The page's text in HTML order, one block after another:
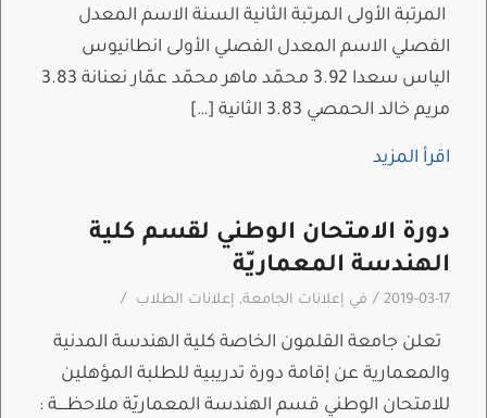
المرتبة الأولى المرتبة الثانية السنة الاسم المعدل
الفصلي الاسم المعدل الفصلي الأولى انطانيوس
الياس سعدا 3.92 محمّد ماهر محمّد عمّار نعنانة 3.83
مريم خالد الحمصي 3.83 الثانية […]
اقرأ المزيد
دورة الامتحان الوطني لقسم كلية
الهندسة المعماريّة
2019-03-17
/ في إعلانات الجامعة, إعلانات الطلاب /
تعلن جامعة القلمون الخاصة كلية الهندسة المدنية
والمعمارية عن إقامة دورة تدريبية للطلبة المؤهلين
للامتحان الوطني قسم الهندسة المعماريّة ملاحظــــة :